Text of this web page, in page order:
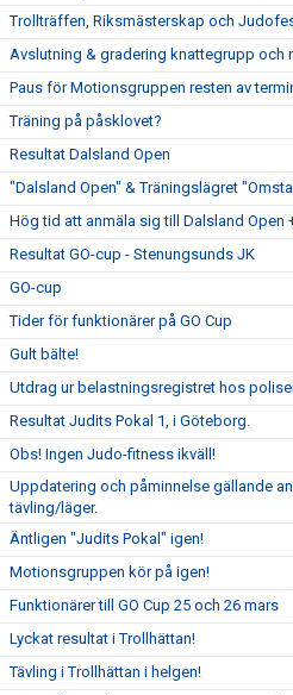
Trollträffen, Riksmästerskap och
Avslutning & gradering knattegrupp och
Paus för Motionsgruppen resten av
Träning på påsklovet?
Resultat Dalsland Open
"Dalsland Open" & Träningslägret
Hög tid att anmäla sig till Dalsland Open
Resultat GO-cup - Stenungsunds JK
GO-cup
Tider för funktionärer på GO Cup
Gult bälte!
Utdrag ur belastningsregistret hos
Resultat Judits Pokal 1, i Göteborg.
Obs! Ingen Judo-fitness ikväll!
Uppdatering och påminnelse gällande
tävling/läger.
Äntligen "Judits Pokal" igen!
Motionsgruppen kör på igen!
Funktionärer till GO Cup 25 och 26 mars
Lyckat resultat i Trollhättan!
Tävling i Trollhättan i helgen!